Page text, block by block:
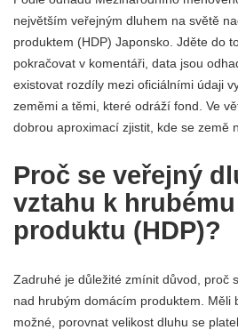
největším veřejným dluhem na světě
produktem (HDP) Japonsko. Jděte do
pokračovat v komentáři, data jsou
existovat rozdíly mezi oficiálními údaji
zeměmi a těmi, které odráží fond. Ve
dobrou aproximací zjistit, kde se země
Proč se veřejný
vztahu k
produktu (HDP)?
Zadruhé je důležité zmínit důvod, proč
nad hrubým domácím produktem. Měli
možné, porovnat velikost dluhu se